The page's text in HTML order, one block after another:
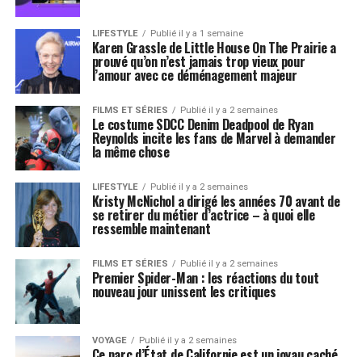
LIFESTYLE Publié il y a 1 semaine
Karen Grassle de Little House On The Prairie a
prouvé qu’on n’est jamais trop vieux pour
l’amour avec ce déménagement majeur
FILMS ET SÉRIES Publié il y a 2 semaines
Le costume SDCC Denim Deadpool de Ryan
Reynolds incite les fans de Marvel à demander
la même chose
LIFESTYLE Publié il y a 2 semaines
Kristy McNichol a dirigé les années 70 avant de
se retirer du métier d’actrice – à quoi elle
ressemble maintenant
FILMS ET SÉRIES Publié il y a 2 semaines
Premier Spider-Man : les réactions du tout
nouveau jour unissent les critiques
VOYAGE Publié il y a 2 semaines